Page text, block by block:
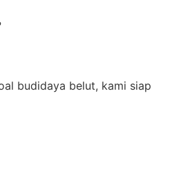
budidaya belut, kami siap